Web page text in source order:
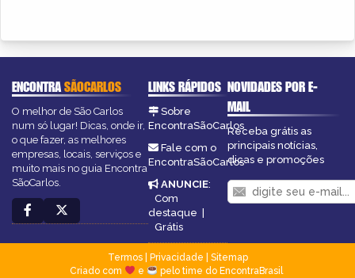
ENCONTRASÃOCARLOS
O melhor de São Carlos
num só lugar! Dicas, onde ir,
o que fazer, as melhores
empresas, locais, serviços e
muito mais no guia Encontra
SãoCarlos.
LINKS RÁPIDOS
Sobre
EncontraSãoCarlos
Fale com o
EncontraSãoCarlos
ANUNCIE:
Com
destaque |
Grátis
NOVIDADES POR E-
MAIL
Receba grátis as
principais notícias,
dicas e promoções
Termos| Privacidade
Sitemap
Criado com
e pelo time do EncontraBrasil